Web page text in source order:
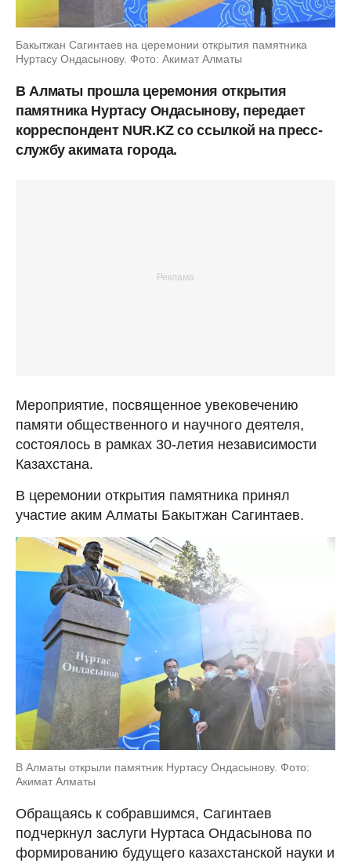
Бакытжан Сагинтаев на церемонии открытия памятника
Нуртасу Ондасынову. Фото: Акимат Алматы
В Алматы прошла церемония открытия
памятника Нуртасу Ондасынову, передает
корреспондент NUR.KZ со ссылкой на пресс-
службу акимата города.
Мероприятие, посвященное увековечению
памяти общественного и научного деятеля,
состоялось в рамках 30-летия независимости
Казахстана.
В церемонии открытия памятника принял
участие аким Алматы Бакытжан Сагинтаев.
В Алматы открыли памятник Нуртасу Ондасынову. Фото:
Акимат Алматы
Обращаясь к собравшимся, Сагинтаев
подчеркнул заслуги Нуртаса Ондасынова по
формированию будущего казахстанской науки и